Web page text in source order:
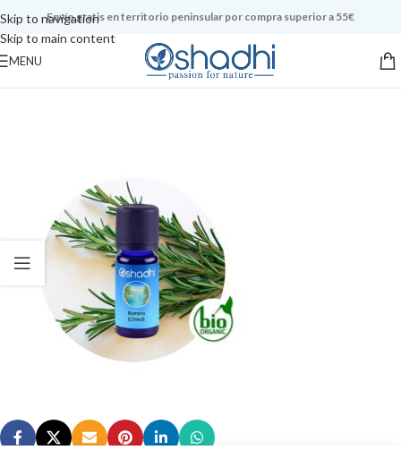
Skip to navigation
Skip to main content
Envío gratis en territorio peninsular por compra superior a 55€
MENU